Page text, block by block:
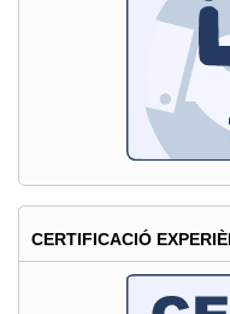
CERTIFICACIÓ